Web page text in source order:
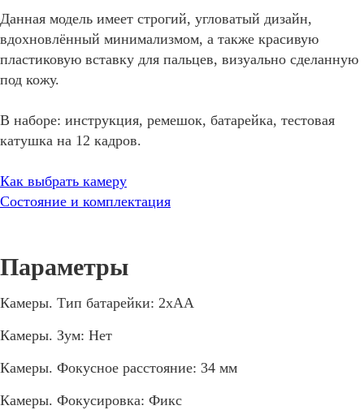
Данная модель имеет строгий, угловатый дизайн,
вдохновлённый минимализмом, а также красивую
пластиковую вставку для пальцев, визуально сделанную
под кожу.
В наборе: инструкция, ремешок, батарейка, тестовая
катушка на 12 кадров.
Как выбрать камеру
Состояние и комплектация
Камеры. Тип батарейки: 2xAA
Камеры. Зум: Нет
Камеры. Фокусное расстояние: 34 мм
Камеры. Фокусировка: Фикс